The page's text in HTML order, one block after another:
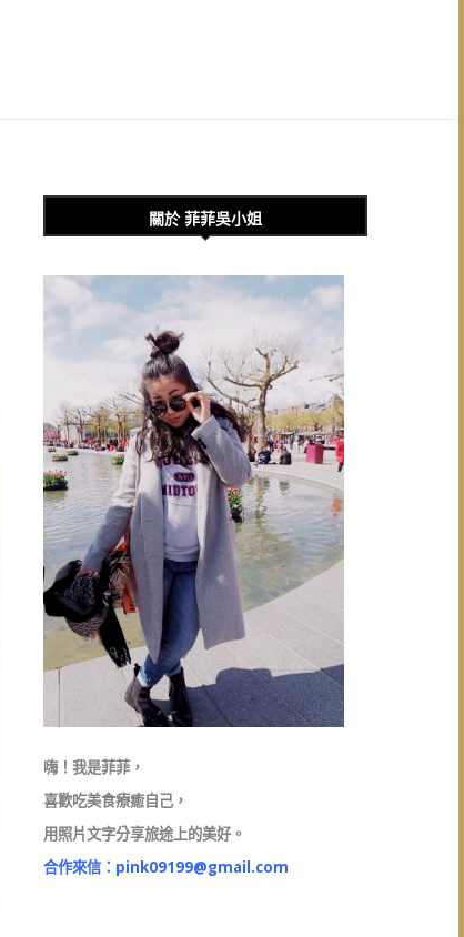
關於 菲菲吳小姐
嗨！我是菲菲，
喜歡吃美食療癒自己，
用照片文字分享旅途上的美好。
合作來信： pink09199@gmail.com